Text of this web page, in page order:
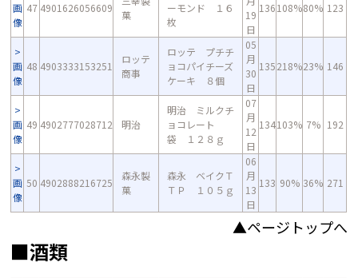
画
像
47 4901626056609
菓
ーモンド １６
枚
19
日
136108%80% 123
画
像
48 4903333153251
ロッテ
商事
ロッテ プチチ
ョコパイチーズ
ケーキ ８個
05
月
30
日
135218%23% 146
画
像
49 4902777028712 明治
明治 ミルクチ
ョコレート
袋 １２８ｇ
07
月
12
日
134103% 7% 192
画
像
50 4902888216725
森永製
菓
森永 ベイクＴ
ＴＰ １０５ｇ
06
月
13
日
133 90% 36% 271
▲ページトップへ
■酒類